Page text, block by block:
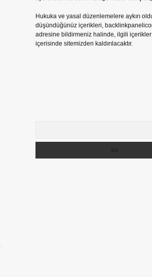
Hukuka ve yasal düzenlemelere aykırı
düşündüğünüz içerikleri,
adresine bildirmeniz halinde, ilgili
içerisinde sitemizden kaldırılacaktır.